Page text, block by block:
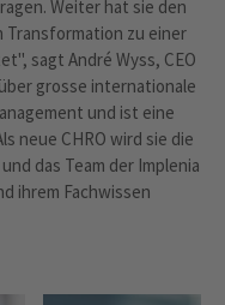
Weiter hat sie den
Transformation zu einer
sagt André Wyss, CEO
grosse internationale
und ist eine
neue CHRO wird sie die
das Team der Implenia
ihrem Fachwissen